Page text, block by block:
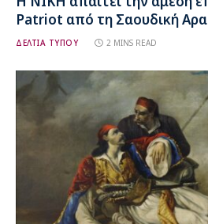
Patriot από τη Σαουδική
ΔΕΛΤΙΑ ΤΥΠΟΥ 2 MINS READ